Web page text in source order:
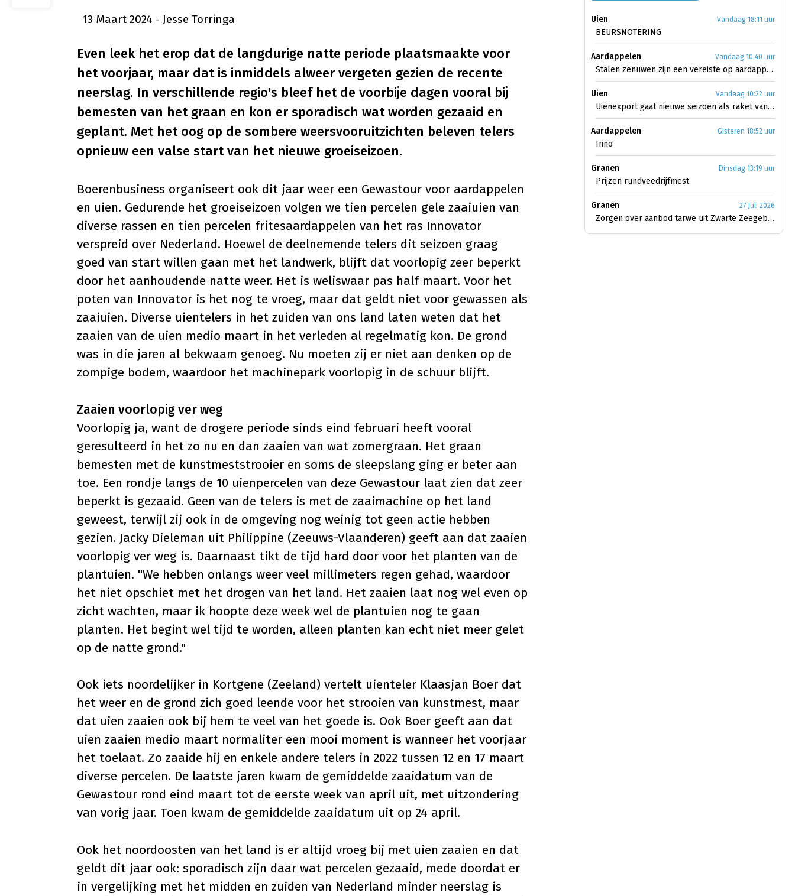
13 Maart 2024 - Jesse Torringa
Even leek het erop dat de langdurige natte periode plaatsmaakte voor
het voorjaar, maar dat is inmiddels alweer vergeten gezien de recente
neerslag. In verschillende regio's bleef het de voorbije dagen vooral bij
bemesten van het graan en kon er sporadisch wat worden gezaaid en
geplant. Met het oog op de sombere weersvooruitzichten beleven telers
opnieuw een valse start van het nieuwe groeiseizoen.
Boerenbusiness organiseert ook dit jaar weer een Gewastour voor aardappelen
en uien. Gedurende het groeiseizoen volgen we tien percelen gele zaaiuien van
diverse rassen en tien percelen fritesaardappelen van het ras Innovator
verspreid over Nederland. Hoewel de deelnemende telers dit seizoen graag
goed van start willen gaan met het landwerk, blijft dat voorlopig zeer beperkt
door het aanhoudende natte weer. Het is weliswaar pas half maart. Voor het
poten van Innovator is het nog te vroeg, maar dat geldt niet voor gewassen als
zaaiuien. Diverse uientelers in het zuiden van ons land laten weten dat het
zaaien van de uien medio maart in het verleden al regelmatig kon. De grond
was in die jaren al bekwaam genoeg. Nu moeten zij er niet aan denken op de
zompige bodem, waardoor het machinepark voorlopig in de schuur blijft.
Zaaien voorlopig ver weg
Voorlopig ja, want de drogere periode sinds eind februari heeft vooral
geresulteerd in het zo nu en dan zaaien van wat zomergraan. Het graan
bemesten met de kunstmeststrooier en soms de sleepslang ging er beter aan
toe. Een rondje langs de 10 uienpercelen van deze Gewastour laat zien dat zeer
beperkt is gezaaid. Geen van de telers is met de zaaimachine op het land
geweest, terwijl zij ook in de omgeving nog weinig tot geen actie hebben
gezien. Jacky Dieleman uit Philippine (Zeeuws-Vlaanderen) geeft aan dat zaaien
voorlopig ver weg is. Daarnaast tikt de tijd hard door voor het planten van de
plantuien. "We hebben onlangs weer veel millimeters regen gehad, waardoor
het niet opschiet met het drogen van het land. Het zaaien laat nog wel even op
zicht wachten, maar ik hoopte deze week wel de plantuien nog te gaan
planten. Het begint wel tijd te worden, alleen planten kan echt niet meer gelet
op de natte grond."
Ook iets noordelijker in Kortgene (Zeeland) vertelt uienteler Klaasjan Boer dat
het weer en de grond zich goed leende voor het strooien van kunstmest, maar
dat uien zaaien ook bij hem te veel van het goede is. Ook Boer geeft aan dat
uien zaaien medio maart normaliter een mooi moment is wanneer het voorjaar
het toelaat. Zo zaaide hij en enkele andere telers in 2022 tussen 12 en 17 maart
diverse percelen. De laatste jaren kwam de gemiddelde zaaidatum van de
Gewastour rond eind maart tot de eerste week van april uit, met uitzondering
van vorig jaar. Toen kwam de gemiddelde zaaidatum uit op 24 april.
Ook het noordoosten van het land is er altijd vroeg bij met uien zaaien en dat
geldt dit jaar ook: sporadisch zijn daar wat percelen gezaaid, mede doordat er
in vergelijking met het midden en zuiden van Nederland minder neerslag is
Uien Vandaag 18:11 uur
BEURSNOTERING
Aardappelen Vandaag 10:40 uur
Stalen zenuwen zijn een vereiste op aardappelmarkt
Uien Vandaag 10:22 uur
Uienexport gaat nieuwe seizoen als raket van start
Aardappelen Gisteren 18:52 uur
Inno
Granen Dinsdag 13:19 uur
Prijzen rundveedrijfmest
Granen 27 Juli 2026
Zorgen over aanbod tarwe uit Zwarte Zeegebied